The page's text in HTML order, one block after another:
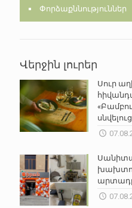
Փորձաքննություններ
Վերջին լուրեր
Սուր